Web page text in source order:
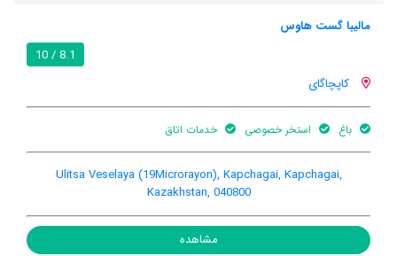
مالیبا گست هاوس
8.1 / 10
کاپچاگای
باغ استخر خصوصی خدمات اتاق
Ulitsa Veselaya (19Microrayon), Kapchagai, Kapchagai,
Kazakhstan, 040800
مشاهده